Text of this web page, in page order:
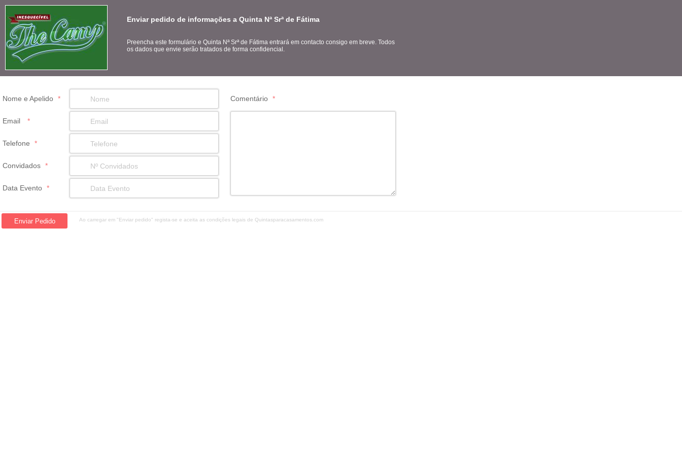
Enviar pedido de informações a Quinta Nª Srª de Fátima
Preencha este formulário e Quinta Nª Srª de Fátima entrará em contacto consigo em breve. Todos
os dados que envie serão tratados de forma confidencial.
Nome e Apelido * Comentário *
Email *
Telefone *
Convidados *
Data Evento *
Ao carregar em "Enviar pedido" regista-se e aceita as condições legais de Quintasparacasamentos.com